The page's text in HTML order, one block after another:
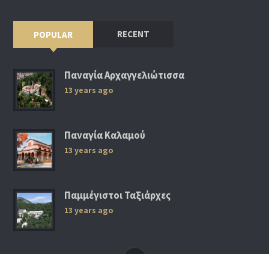
POPULAR RECENT
Παναγία Αρχαγγελιώτισσα
13 years ago
Παναγία Καλαμού
13 years ago
Παμμέγιστοι Ταξιάρχες
13 years ago